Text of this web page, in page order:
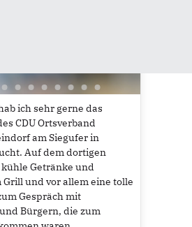
ich sehr gerne das
CDU Ortsverband
am Siegufer in
Auf dem dortigen
Getränke und
Grill und vor allem eine tolle
Gespräch mit
Bürgern, die zum